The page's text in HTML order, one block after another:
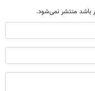
باشد منتشر نمی‌شود.